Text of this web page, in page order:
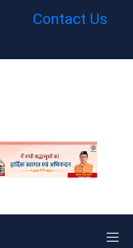
Contact Us